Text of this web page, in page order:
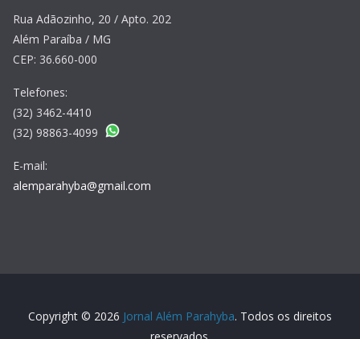
Rua Adãozinho, 20 / Apto. 202
Além Paraíba / MG
CEP: 36.660-000
Telefones:
(32) 3462-4410
(32) 98863-4099
E-mail:
alemparahyba@gmail.com
Copyright © 2026 Jornal Além Parahyba. Todos os direitos